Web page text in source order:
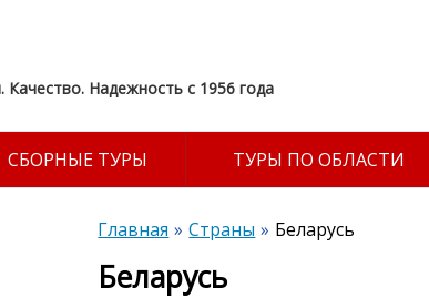
Качество. Надежность с 1956 года
СБОРНЫЕ ТУРЫ ТУРЫ ПО ОБЛАСТИ
Главная Страны Беларусь
Беларусь